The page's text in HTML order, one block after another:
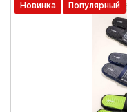
Новинка Популярный